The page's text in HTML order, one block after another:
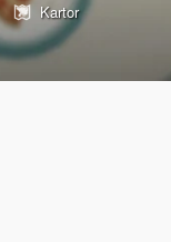
Kartor